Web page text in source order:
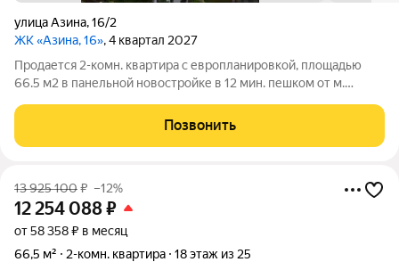
улица Азина,16/2
ЖК «Азина, 16», 4 квартал 2027
Продается 2-комн. квартира с европланировкой, площадью
66.5 м2 в панельной новостройке в 12 мин. пешком от м.
ипотечных средств, есть военная ипотека. Жилая площадь 27.9
м2, кухня 20.5 м2, отделка
Позвонить
13 925 100₽ –12%
12 254 088₽
от 58 358 ₽ в месяц
66,5 м²
2-комн. квартира 18 этаж из 25